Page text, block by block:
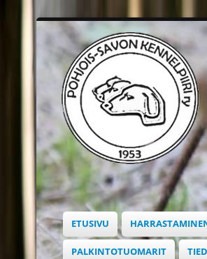
ETUSIVU
PALKINTOTUOMARIT